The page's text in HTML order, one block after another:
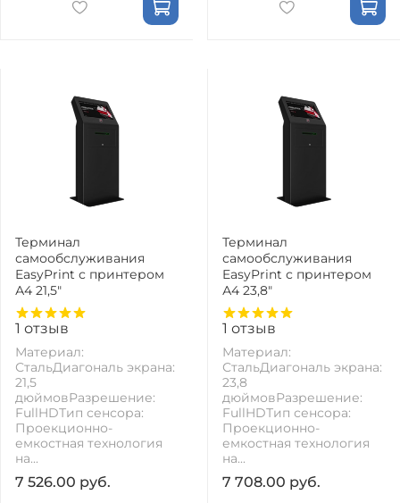
Терминал
самообслуживания
EasyPrint с принтером
А4 21,5"
1 отзыв
Материал:
СтальДиагональ экрана:
21,5
дюймовРазрешение:
FullHDТип сенсора:
Проекционно-
емкостная технология
на...
7 526.00 руб.
Терминал
самообслуживания
EasyPrint с принтером
А4 23,8"
1 отзыв
Материал:
СтальДиагональ экрана:
23,8
дюймовРазрешение:
FullHDТип сенсора:
Проекционно-
емкостная технология
на...
7 708.00 руб.